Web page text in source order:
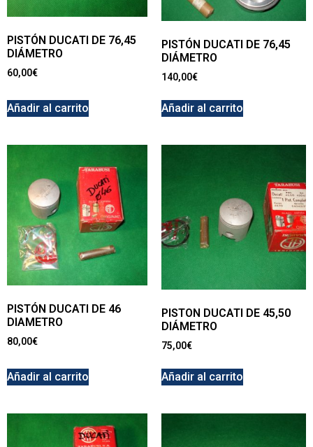
PISTÓN DUCATI DE 76,45
DIÁMETRO
60,00€
Añadir al carrito
PISTÓN DUCATI DE 76,45
DIÁMETRO
140,00€
Añadir al carrito
PISTÓN DUCATI DE 46
DIAMETRO
80,00€
Añadir al carrito
PISTON DUCATI DE 45,50
DIÁMETRO
75,00€
Añadir al carrito